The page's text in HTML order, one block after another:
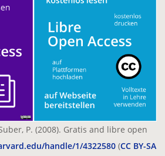
P. (2008). Gratis and libre open
handle/1/4322580 (CC BY-SA